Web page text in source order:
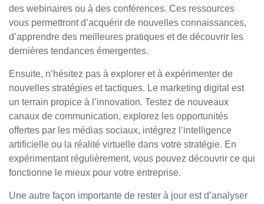
des webinaires ou à des conférences. Ces ressources
vous permettront d’acquérir de nouvelles connaissances,
d’apprendre des meilleures pratiques et de découvrir les
dernières tendances émergentes.
Ensuite, n’hésitez pas à explorer et à expérimenter de
nouvelles stratégies et tactiques. Le marketing digital est
un terrain propice à l’innovation. Testez de nouveaux
canaux de communication, explorez les opportunités
offertes par les médias sociaux, intégrez l’intelligence
artificielle ou la réalité virtuelle dans votre stratégie. En
expérimentant régulièrement, vous pouvez découvrir ce qui
fonctionne le mieux pour votre entreprise.
Une autre façon importante de rester à jour est d’analyser